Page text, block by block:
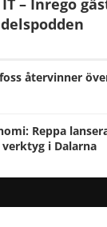
– Inrego
återvinner
Reppa
i Dalarna